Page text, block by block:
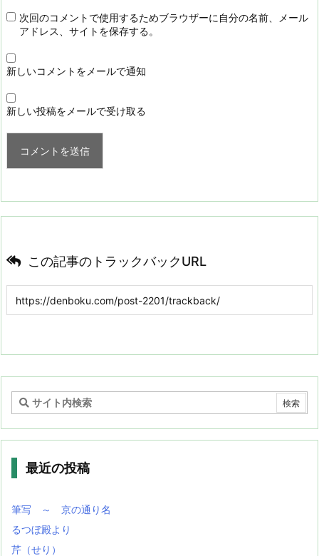
次回のコメントで使用するためブラウザーに自分の名前、メール
アドレス、サイトを保存する。
新しいコメントをメールで通知
新しい投稿をメールで受け取る
この記事のトラックバックURL
最近の投稿
筆写 ～ 京の通り名
るつぼ殿より
芹（せり）